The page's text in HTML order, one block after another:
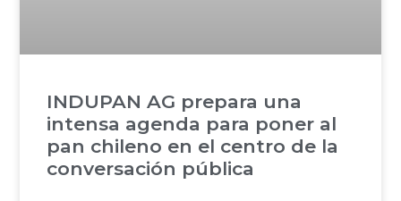
INDUPAN AG prepara una
intensa agenda para poner al
pan chileno en el centro de la
conversación pública